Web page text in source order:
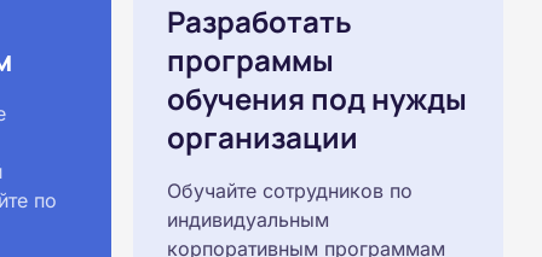
по
Разработать
программы
обучения под нужды
организации
Обучайте сотрудников по
индивидуальным
корпоративным программам